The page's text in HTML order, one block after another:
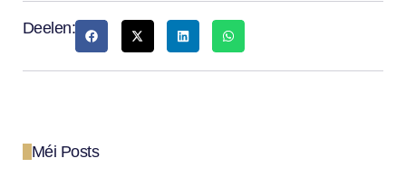
Deelen:
Méi Posts